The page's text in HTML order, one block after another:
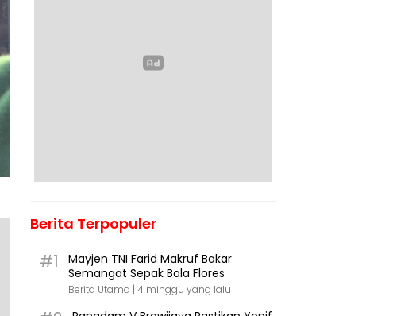
Berita Terpopuler
#1
Mayjen TNI Farid Makruf Bakar
Semangat Sepak Bola Flores
Berita Utama | 4 minggu yang lalu